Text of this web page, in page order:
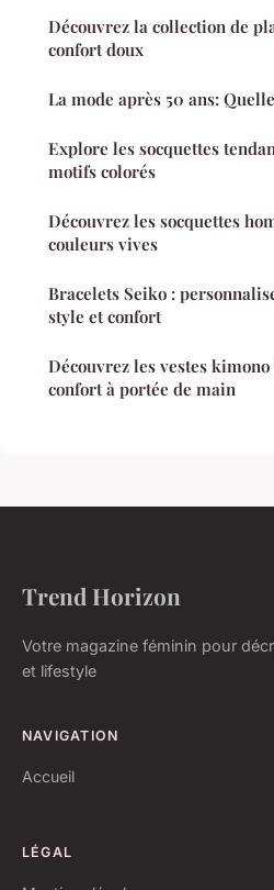
Découvrez la collection de
confort doux
La mode après 50 ans:
Explore les socquettes
motifs colorés
Découvrez les socquettes
couleurs vives
Bracelets Seiko :
style et confort
Découvrez les vestes
confort à portée de main
Trend Horizon
Votre magazine féminin pour
et lifestyle
NAVIGATION
Accueil
LÉGAL